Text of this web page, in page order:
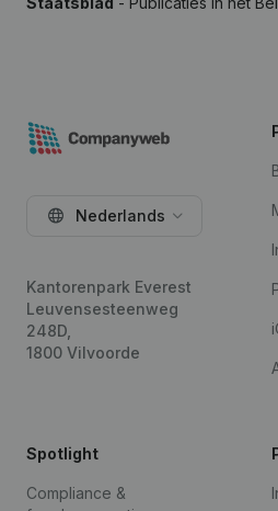
Nederlands
Kantorenpark Everest
Leuvensesteenweg
248D,
1800 Vilvoorde
Spotlight
Compliance &